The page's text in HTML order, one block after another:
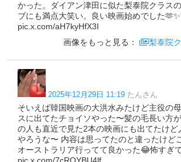
かった。ダイアン津田に似た梨泰院クラス
ブにも満点大笑い。良い映画始めでした
pic.x.com/aH7kyHfX3I
画像をもっと見る：
梨泰院
2025年12月29日 11:19 たんさん
そいえば韓国映画の大洪水みたけど主役の
スに出てたチョイソやった〜髪の毛長い方
の人も直近で見た2本の映画にも出てたけど
やろうな〜 内容は思ってたのと違ったけど
オーストラリア行ってて良かった😂怖すぎ